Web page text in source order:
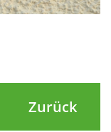
Zurück